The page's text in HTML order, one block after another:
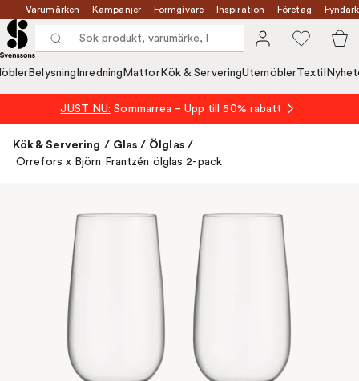
Varumärken Kampanjer Formgivare Inspiration Företag
Belysning Inredning MattorKök & ServeringUtemöblerTextil
JUST NU: Sommarrea – Upp till 50% rabatt
Kök & Servering / Glas / Ölglas /
Orrefors x Björn Frantzén ölglas 2-pack